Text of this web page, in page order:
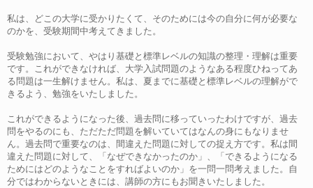
私は、どこの大学に受かりたくて、そのためには今の自分に何が必要な
のかを、受験期間中考えてきました。
受験勉強において、やはり基礎と標準レベルの知識の整理・理解は重要
です。これができなければ、大学入試問題のようなある程度ひねってあ
る問題は一生解けません。私は、夏までに基礎と標準レベルの理解がで
きるよう、勉強をいたしました。
これができるようになった後、過去問に移っていったわけですが、過去
問をやるのにも、ただただ問題を解いていてはなんの身にもなりませ
ん。過去問で重要なのは、間違えた問題に対しての捉え方です。私は間
違えた問題に対して、「なぜできなかったのか」、「できるようになる
ためにはどのようなことをすればよいのか」を一問一問考えました。自
分ではわからないときには、講師の方にもお聞きいたしました。